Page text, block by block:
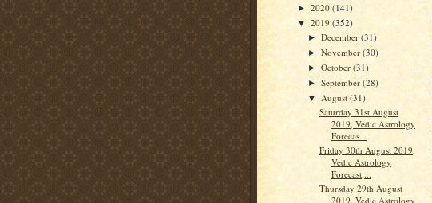
► 2020 (141)
▼ 2019 (352)
►December(31)
►November(30)
►October(31)
►September(28)
▼ August(31)
Saturday 31st August
2019, Vedic Astrology
Forecas...
Friday 30th August 2019,
Vedic Astrology
Forecast,...
Thursday 29th August
2019, Vedic Astrology